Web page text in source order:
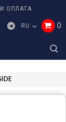
ОПЛАТА
RU 0